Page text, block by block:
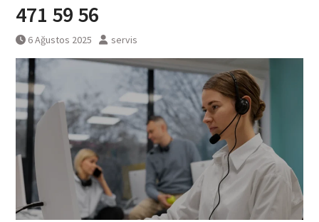
471 59 56
6 Ağustos 2025 servis